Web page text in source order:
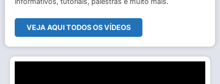
VEJA AQUI TODOS OS VÍDEOS